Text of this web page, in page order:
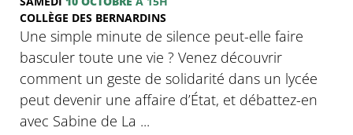
COLLÈGE DES BERNARDINS
Une simple minute de silence peut-elle faire
basculer toute une vie ? Venez découvrir
comment un geste de solidarité dans un lycée
peut devenir une affaire d’État, et débattez-en
avec Sabine de La ...